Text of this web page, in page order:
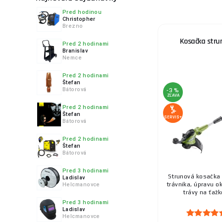
Pred hodinou
Christopher
Brezno
Pred 2 hodinami
Branislav
Nemce
Pred 2 hodinami
Štefan
Bátorová
Pred 2 hodinami
Štefan
Bátorová
Pred 2 hodinami
Štefan
Bátorová
Pred 3 hodinami
Ladislav
Helcmanovce
Pred 3 hodinami
Ladislav
Helcmanovce
niekoľko
rozsiahle
Aký výkon
Pri výbere
môžu byť:
Do 700 W
2 000 - 3
Otáčky a výkon
Rýchlosť
Kosačka
-3 %
ZĽAVA
SERVIS+
Strunová kosačka
trávnika, úpravu
trávy na